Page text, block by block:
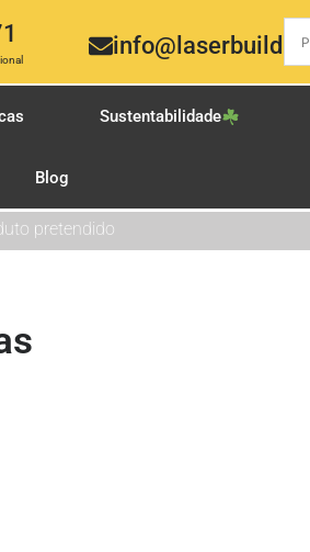
info@laserbuild.pt
Sustentabilidade
Blog
pretendido